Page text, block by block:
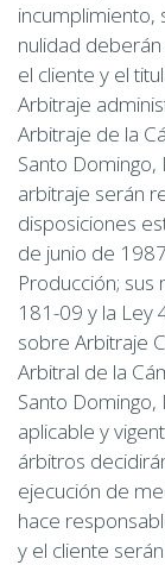
incumplimiento,
nulidad
el cliente y el
Arbitraje
Arbitraje de la
Santo
arbitraje serán
disposiciones
de junio de
Producción;
181-09 y la Ley
sobre Arbitraje
Arbitral de la
Santo Domingo,
aplicable y
árbitros
ejecución de
hace
y el cliente